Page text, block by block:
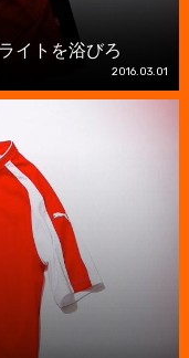
イトを浴びろ
2016.03.01